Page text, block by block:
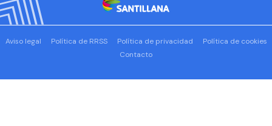
Aviso legal Política de RRSS Política de privacidad
Política de cookies
Contacto